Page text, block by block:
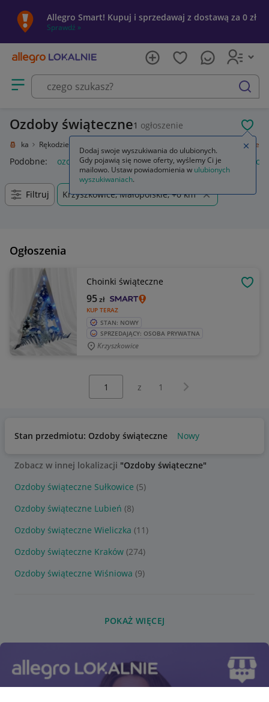
Allegro Smart! Kupuj i sprzedawaj z dostawą za 0 zł
Sprawdź »
Otwórz menu z kategoriami
szukaj
Ozdoby świąteczne1 ogłoszenie
i sztuka Rękodzieło Ozdoby świąteczne
Podobne: ozdoby świąteczne ozdoby świąteczne boże
Filtruj Krzyszkowice, Małopolskie, +0 km
Ogłoszenia
Choinki świąteczne
KUP TERAZ
95zł
STAN: NOWY
SPRZEDAJĄCY: OSOBA PRYWATNA
Krzyszkowice
z 1 Następna strona
Stan przedmiotu: Ozdoby świąteczne Nowy
Zobacz w innej lokalizacji "Ozdoby świąteczne"
Ozdoby świąteczne Sułkowice (5)
Ozdoby świąteczne Lubień (8)
Ozdoby świąteczne Wieliczka (11)
Ozdoby świąteczne Kraków (274)
Ozdoby świąteczne Wiśniowa (9)
POKAŻ WIĘCEJ
Dodaj swoje wyszukiwania do ulubionych.
Gdy pojawią się nowe oferty, wyślemy Ci je
mailowo. Ustaw powiadomienia w ulubionych
wyszukiwaniach.